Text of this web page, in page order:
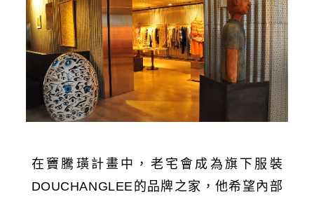
在竇騰璜計畫中，老宅會成為旗下服裝
DOUCHANGLEE的品牌之家，他希望內部